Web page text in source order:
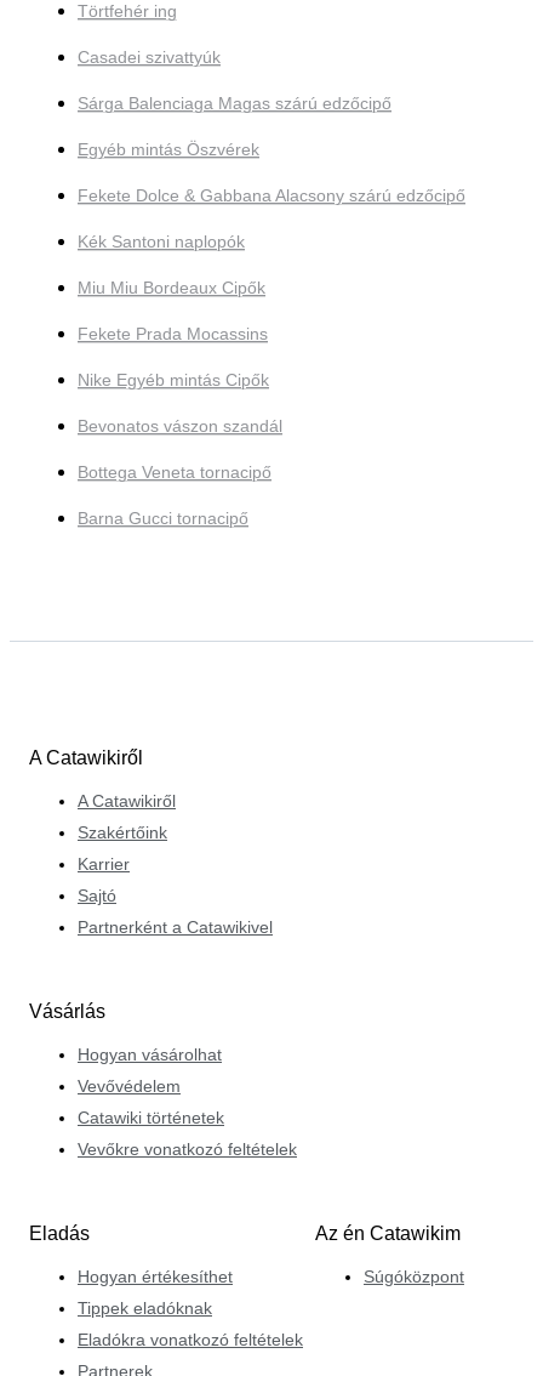
Törtfehér ing
Casadei szivattyúk
Sárga Balenciaga Magas szárú edzőcipő
Egyéb mintás Öszvérek
Fekete Dolce & Gabbana Alacsony szárú edzőcipő
Kék Santoni naplopók
Miu Miu Bordeaux Cipők
Fekete Prada Mocassins
Nike Egyéb mintás Cipők
Bevonatos vászon szandál
Bottega Veneta tornacipő
Barna Gucci tornacipő
A Catawikiről
A Catawikiről
Szakértőink
Karrier
Sajtó
Partnerként a Catawikivel
Vásárlás
Hogyan vásárolhat
Vevővédelem
Catawiki történetek
Vevőkre vonatkozó feltételek
Eladás
Hogyan értékesíthet
Tippek eladóknak
Eladókra vonatkozó feltételek
Partnerek
Az én Catawikim
Súgóközpont